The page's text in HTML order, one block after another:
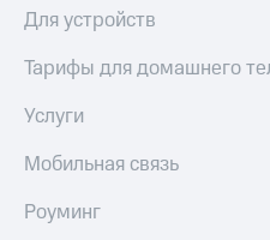
Для устройств
Тарифы для домашнего
Услуги
Мобильная связь
Роуминг